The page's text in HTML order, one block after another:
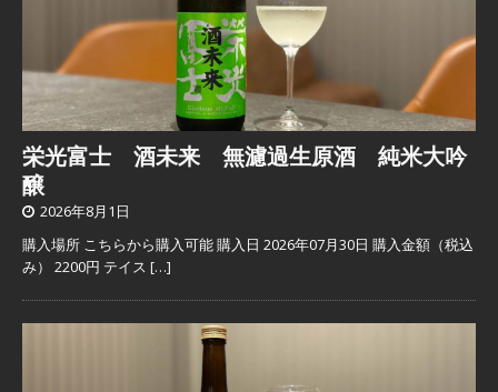
栄光富士 酒未来 無濾過生原酒 純米大吟
醸
2026年8月1日
購入場所 こちらから購入可能 購入日 2026年07月30日 購入金額（税込
み） 2200円 テイス […]